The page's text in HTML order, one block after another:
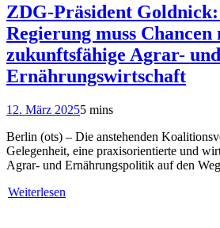
ZDG-Präsident Goldnick:
Regierung muss
zukunftsfähige Agrar- und
Ernährungswirtschaft
12. März 20255 mins
Berlin (ots) – Die anstehenden
Gelegenheit, eine praxisorientierte und
Agrar- und Ernährungspolitik auf den
Weiterlesen